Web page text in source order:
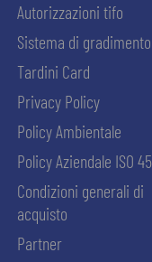
Autorizzazioni tifo
Sistema di gradimento
Tardini Card
Privacy Policy
Policy Ambientale
Policy Aziendale ISO
Condizioni generali di
acquisto
Partner